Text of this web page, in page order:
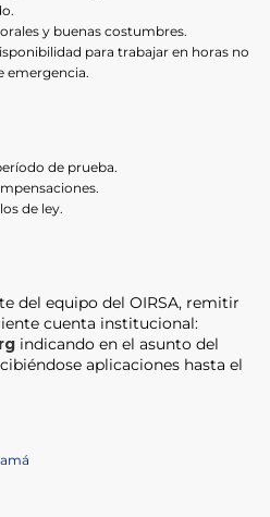
y buenas costumbres.
para trabajar en horas no
emergencia.
de prueba.
de ley.
del equipo del OIRSA, remitir
cuenta institucional:
indicando en el asunto del
aplicaciones hasta el